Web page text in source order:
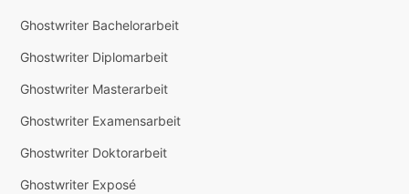
Ghostwriter Bachelorarbeit
Ghostwriter Diplomarbeit
Ghostwriter Masterarbeit
Ghostwriter Examensarbeit
Ghostwriter Doktorarbeit
Ghostwriter Exposé